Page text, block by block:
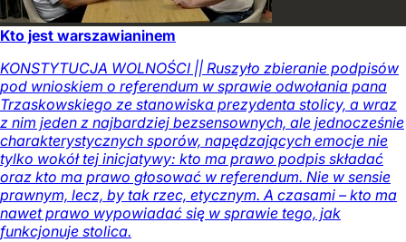
Kto jest warszawianinem
KONSTYTUCJA WOLNOŚCI || Ruszyło zbieranie podpisów
pod wnioskiem o referendum w sprawie odwołania pana
Trzaskowskiego ze stanowiska prezydenta stolicy, a wraz
z nim jeden z najbardziej bezsensownych, ale jednocześnie
charakterystycznych sporów, napędzających emocje nie
tylko wokół tej inicjatywy: kto ma prawo podpis składać
oraz kto ma prawo głosować w referendum. Nie w sensie
prawnym, lecz, by tak rzec, etycznym. A czasami – kto ma
nawet prawo wypowiadać się w sprawie tego, jak
funkcjonuje stolica.